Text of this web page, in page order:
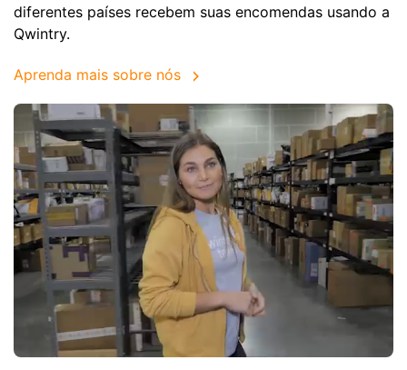
diferentes países recebem suas encomendas usando a
Qwintry.
Aprenda mais sobre nós